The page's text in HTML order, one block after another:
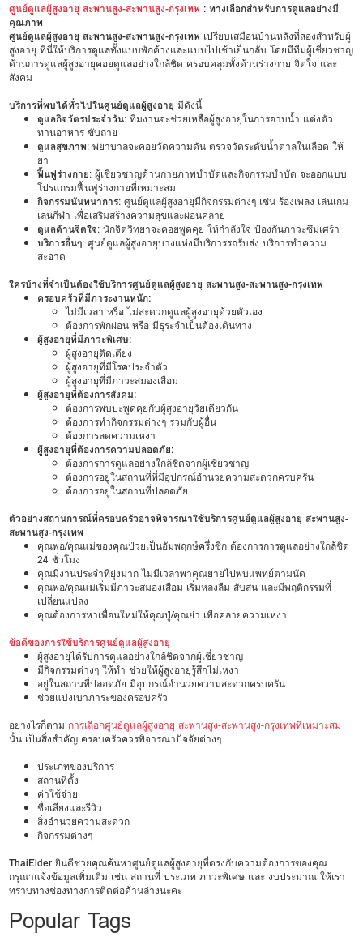
ศูนย์ดูแลผู้สูงอายุ สะพานสูง-สะพานสูง-กรุงเทพ : ทางเลือกสำหรับการดูแลอย่างมี
คุณภาพ
ศูนย์ดูแลผู้สูงอายุ สะพานสูง-สะพานสูง-กรุงเทพ เปรียบเสมือนบ้านหลังที่สองสำหรับผู้
สูงอายุ ที่นี่ให้บริการดูแลทั้งแบบพักค้างและแบบไปเช้าเย็นกลับ โดยมีทีมผู้เชี่ยวชาญ
ด้านการดูแลผู้สูงอายุคอยดูแลอย่างใกล้ชิด ครอบคลุมทั้งด้านร่างกาย จิตใจ และ
สังคม
บริการที่พบได้ทั่วไปในศูนย์ดูแลผู้สูงอายุ มีดังนี้
ดูแลกิจวัตรประจำวัน: ทีมงานจะช่วยเหลือผู้สูงอายุในการอาบน้ำ แต่งตัว
ทานอาหาร ขับถ่าย
ดูแลสุขภาพ: พยาบาลจะคอยวัดความดัน ตรวจวัดระดับน้ำตาลในเลือด ให้
ยา
ฟื้นฟูร่างกาย: ผู้เชี่ยวชาญด้านกายภาพบำบัดและกิจกรรมบำบัด จะออกแบบ
โปรแกรมฟื้นฟูร่างกายที่เหมาะสม
กิจกรรมนันทนาการ: ศูนย์ดูแลผู้สูงอายุมีกิจกรรมต่างๆ เช่น ร้องเพลง เล่นเกม
เล่นกีฬา เพื่อเสริมสร้างความสุขและผ่อนคลาย
ดูแลด้านจิตใจ: นักจิตวิทยาจะคอยพูดคุย ให้กำลังใจ ป้องกันภาวะซึมเศร้า
บริการอื่นๆ: ศูนย์ดูแลผู้สูงอายุบางแห่งมีบริการรถรับส่ง บริการทำความ
สะอาด
ใครบ้างที่จำเป็นต้องใช้บริการศูนย์ดูแลผู้สูงอายุ สะพานสูง-สะพานสูง-กรุงเทพ
ครอบครัวที่มีภาระงานหนัก:
ไม่มีเวลา หรือ ไม่สะดวกดูแลผู้สูงอายุด้วยตัวเอง
ต้องการพักผ่อน หรือ มีธุระจำเป็นต้องเดินทาง
ผู้สูงอายุที่มีภาวะพิเศษ:
ผู้สูงอายุติดเตียง
ผู้สูงอายุที่มีโรคประจำตัว
ผู้สูงอายุที่มีภาวะสมองเสื่อม
ผู้สูงอายุที่ต้องการสังคม:
ต้องการพบปะพูดคุยกับผู้สูงอายุวัยเดียวกัน
ต้องการทำกิจกรรมต่างๆ ร่วมกับผู้อื่น
ต้องการลดความเหงา
ผู้สูงอายุที่ต้องการความปลอดภัย:
ต้องการการดูแลอย่างใกล้ชิดจากผู้เชี่ยวชาญ
ต้องการอยู่ในสถานที่ที่มีอุปกรณ์อำนวยความสะดวกครบครัน
ต้องการอยู่ในสถานที่ปลอดภัย
ตัวอย่างสถานการณ์ที่ครอบครัวอาจพิจารณาใช้บริการศูนย์ดูแลผู้สูงอายุ สะพานสูง-
สะพานสูง-กรุงเทพ
คุณพ่อ/คุณแม่ของคุณป่วยเป็นอัมพฤกษ์ครึ่งซีก ต้องการการดูแลอย่างใกล้ชิด
24 ชั่วโมง
คุณมีงานประจำที่ยุ่งมาก ไม่มีเวลาพาคุณยายไปพบแพทย์ตามนัด
คุณพ่อ/คุณแม่เริ่มมีภาวะสมองเสื่อม เริ่มหลงลืม สับสน และมีพฤติกรรมที่
เปลี่ยนแปลง
คุณต้องการหาเพื่อนใหม่ให้คุณปู่/คุณย่า เพื่อคลายความเหงา
ข้อดีของการใช้บริการศูนย์ดูแลผู้สูงอายุ
ผู้สูงอายุได้รับการดูแลอย่างใกล้ชิดจากผู้เชี่ยวชาญ
มีกิจกรรมต่างๆ ให้ทำ ช่วยให้ผู้สูงอายุรู้สึกไม่เหงา
อยู่ในสถานที่ปลอดภัย มีอุปกรณ์อำนวยความสะดวกครบครัน
ช่วยแบ่งเบาภาระของครอบครัว
อย่างไรก็ตาม การเลือกศูนย์ดูแลผู้สูงอายุ สะพานสูง-สะพานสูง-กรุงเทพที่เหมาะสม
นั้น เป็นสิ่งสำคัญ ครอบครัวควรพิจารณาปัจจัยต่างๆ
ประเภทของบริการ
สถานที่ตั้ง
ค่าใช้จ่าย
ชื่อเสียงและรีวิว
สิ่งอำนวยความสะดวก
กิจกรรมต่างๆ
ThaiElder ยินดีช่วยคุณค้นหาศูนย์ดูแลผู้สูงอายุที่ตรงกับความต้องการของคุณ
กรุณาแจ้งข้อมูลเพิ่มเติม เช่น สถานที่ ประเภท ภาวะพิเศษ และ งบประมาณ ให้เรา
ทราบทางช่องทางการติดต่อด้านล่างนะคะ
Popular Tags